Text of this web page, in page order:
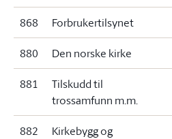
868 Forbrukertilsynet
880 Den norske kirke
881
Tilskudd til
trossamfunn m.m.
882
Kirkebygg og